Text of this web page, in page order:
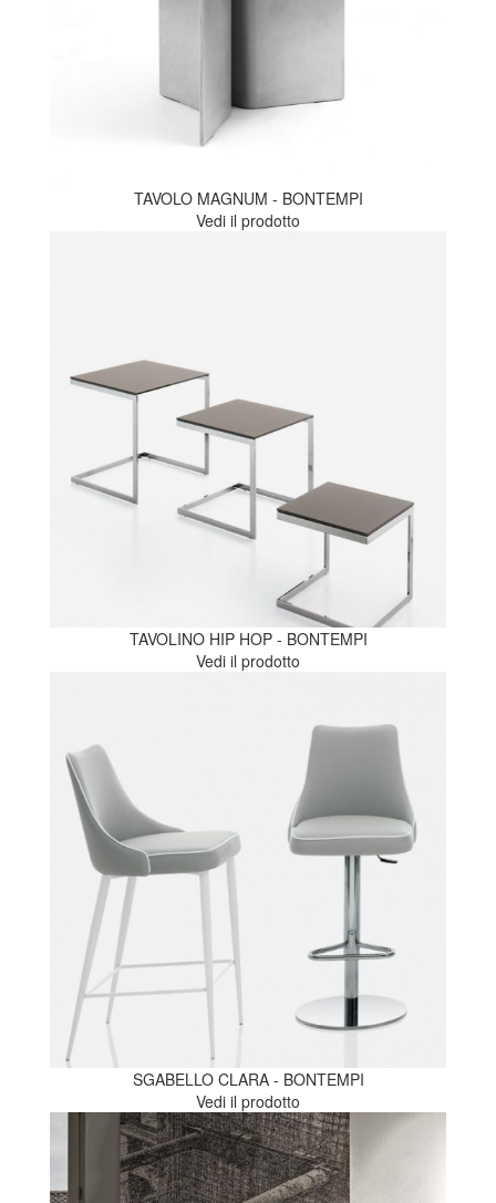
TAVOLO MAGNUM - BONTEMPI
Vedi il prodotto
TAVOLINO HIP HOP - BONTEMPI
Vedi il prodotto
SGABELLO CLARA - BONTEMPI
Vedi il prodotto